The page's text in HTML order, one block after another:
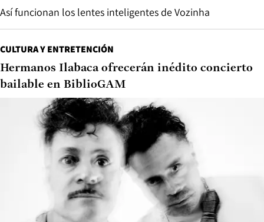
Así funcionan los lentes inteligentes de Vozinha
CULTURA Y ENTRETENCIÓN
Hermanos Ilabaca ofrecerán inédito concierto
bailable en BiblioGAM